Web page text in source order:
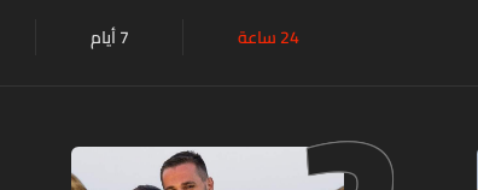
24 ساعة 7 أيام